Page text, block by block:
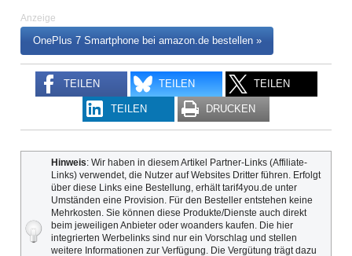
Anzeige
OnePlus 7 Smartphone bei amazon.de bestellen »
TEILEN TEILEN TEILEN
TEILEN DRUCKEN
Hinweis: Wir haben in diesem Artikel Partner-Links (Affiliate-
Links) verwendet, die Nutzer auf Websites Dritter führen. Erfolgt
über diese Links eine Bestellung, erhält tarif4you.de unter
Umständen eine Provision. Für den Besteller entstehen keine
Mehrkosten. Sie können diese Produkte/Dienste auch direkt
beim jeweiligen Anbieter oder woanders kaufen. Die hier
integrierten Werbelinks sind nur ein Vorschlag und stellen
weitere Informationen zur Verfügung. Die Vergütung trägt dazu